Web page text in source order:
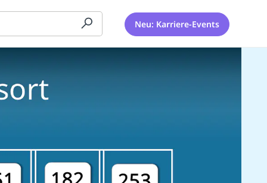
Neu: Karriere-Events